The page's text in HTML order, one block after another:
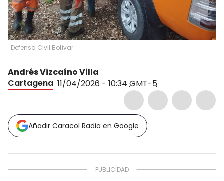
Defensa Civil Bolívar
Andrés Vizcaíno Villa
Cartagena 11/04/2026 - 10:34 GMT-5
Añadir Caracol Radio en Google